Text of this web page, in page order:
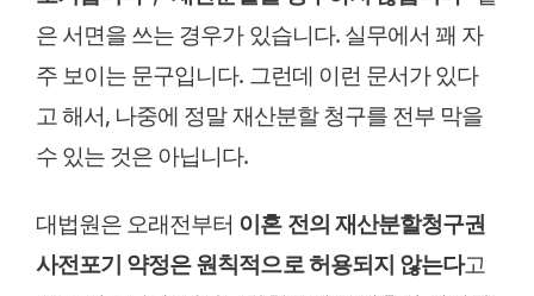
은 서면을 쓰는 경우가 있습니다. 실무에서 꽤 자
주 보이는 문구입니다. 그런데 이런 문서가 있다
고 해서, 나중에 정말 재산분할 청구를 전부 막을
수 있는 것은 아닙니다.
대법원은 오래전부터 이혼 전의 재산분할청구권
사전포기 약정은 원칙적으로 허용되지 않는다고